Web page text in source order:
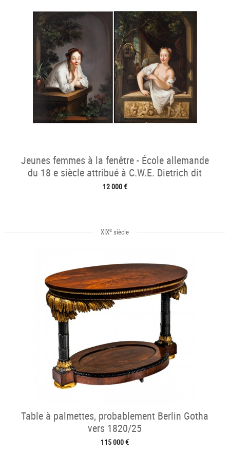
Jeunes femmes à la fenêtre - École allemande
du 18 e siècle attribué à C.W.E. Dietrich dit
Dietricy
12 000 €
XIXe siècle
Table à palmettes, probablement Berlin Gotha
vers 1820/25
115 000 €